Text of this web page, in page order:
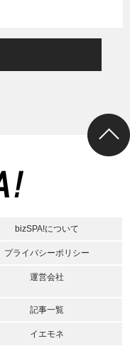
bizSPA!について
プライバシーポリシー
運営会社
記事一覧
イエモネ